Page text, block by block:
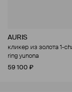
AURIS
кликер из золота 1-
ring yunona
59 100 ₽